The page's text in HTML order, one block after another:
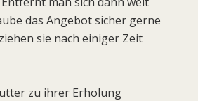
das Angebot sicher gerne
sie nach einiger Zeit
zu ihrer Erholung